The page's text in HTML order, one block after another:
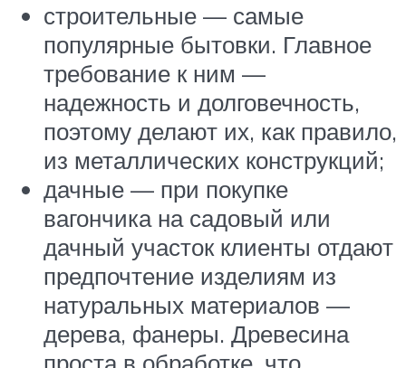
строительные — самые
популярные бытовки. Главное
требование к ним —
надежность и долговечность,
поэтому делают их, как правило,
из металлических конструкций;
дачные — при покупке
вагончика на садовый или
дачный участок клиенты отдают
предпочтение изделиям из
натуральных материалов —
дерева, фанеры. Древесина